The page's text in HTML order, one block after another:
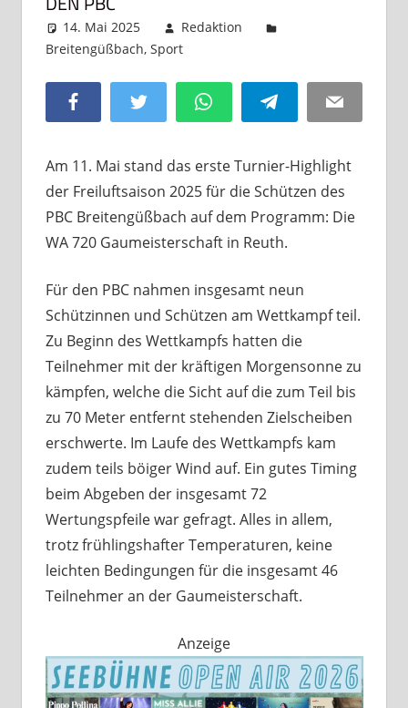
14. Mai 2025
Redaktion
Breitengüßbach, Sport
Facebook Twitter WhatsAppTelegram Email
Am 11. Mai stand das erste Turnier-Highlight
der Freiluftsaison 2025 für die Schützen des
PBC Breitengüßbach auf dem Programm: Die
WA 720 Gaumeisterschaft in Reuth.
Für den PBC nahmen insgesamt neun
Schützinnen und Schützen am Wettkampf teil.
Zu Beginn des Wettkampfs hatten die
Teilnehmer mit der kräftigen Morgensonne zu
kämpfen, welche die Sicht auf die zum Teil bis
zu 70 Meter entfernt stehenden Zielscheiben
erschwerte. Im Laufe des Wettkampfs kam
zudem teils böiger Wind auf. Ein gutes Timing
beim Abgeben der insgesamt 72
Wertungspfeile war gefragt. Alles in allem,
trotz frühlingshafter Temperaturen, keine
leichten Bedingungen für die insgesamt 46
Teilnehmer an der Gaumeisterschaft.
Anzeige